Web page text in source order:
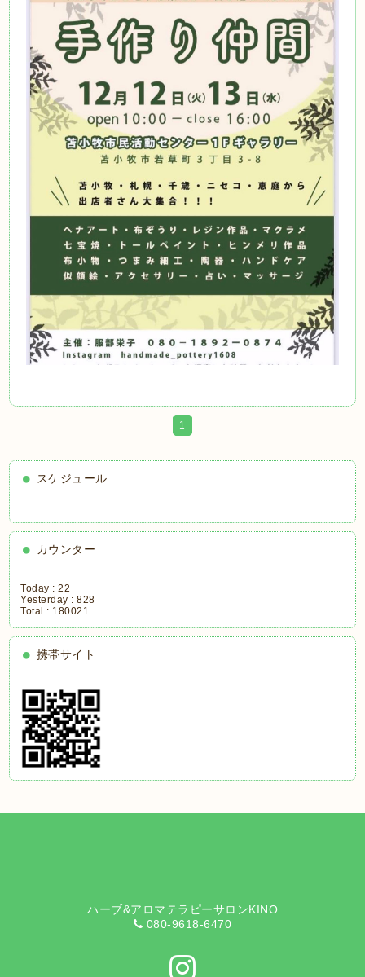
1
スケジュール
カウンター
Today :22
Yesterday :828
Total : 180021
携帯サイト
ハーブ&アロマテラピーサロンKINO
080-9618-6470